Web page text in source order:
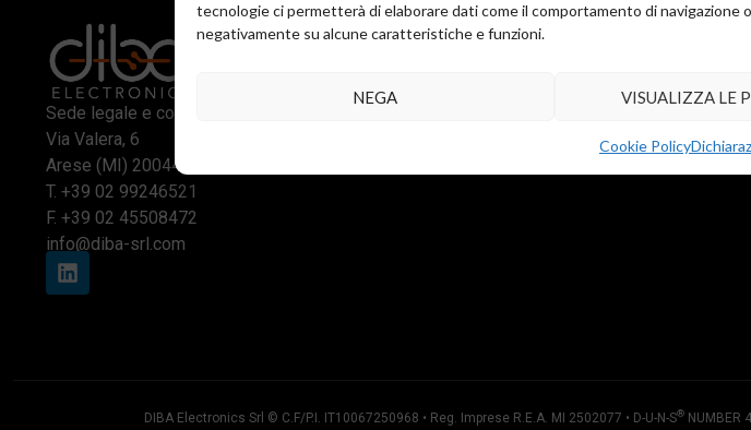
tecnologie ci permetterà di elaborare dati come il comportamento di
negativamente su alcune caratteristiche e funzioni.
NEGA VISUALIZZA LE
Cookie Policy
Sede legale e commerciale:
Via Valera, 6
Arese (MI) 20044
T. +39 02 99246521
F. +39 02 45508472
info@diba-srl.com
DIBA Electronics Srl © C.F/P.I. IT10067250968 • Reg. Imprese R.E.A. MI 2502077 • D-U-N-S®NUMBER